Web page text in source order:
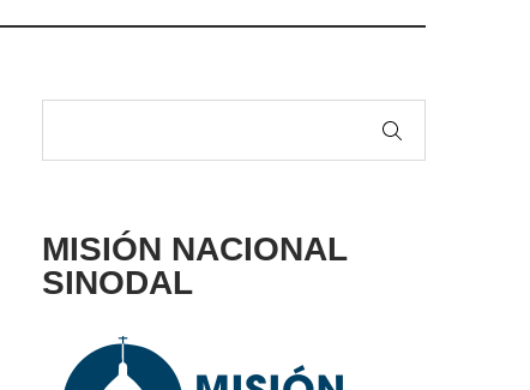
MISIÓN NACIONAL
SINODAL